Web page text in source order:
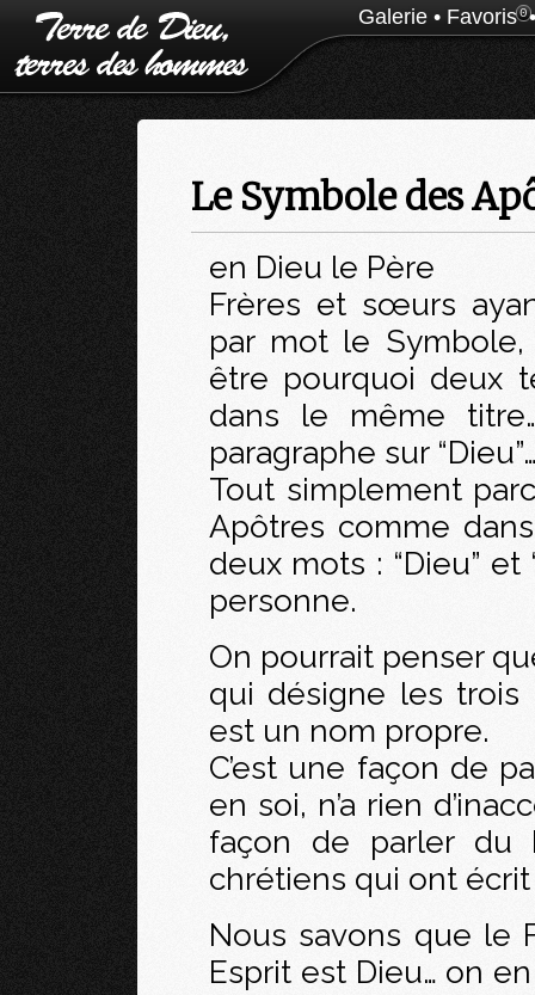
Galerie • Favoris0
Le Symbole des
en Dieu le Père
Frères et sœurs
par mot le
être pourquoi deux
dans le même
paragraphe sur
Tout simplement
Apôtres comme
deux mots : “Dieu”
personne.
On pourrait penser
qui désigne les trois
est un nom propre.
C’est une façon de
en soi, n’a rien
façon de parler du
chrétiens qui ont
Nous savons que le
Esprit est Dieu… on